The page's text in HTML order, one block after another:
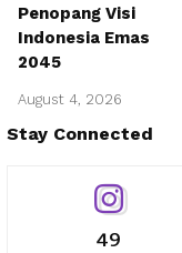
Penopang Visi
Indonesia Emas
2045
August 4, 2026
Stay Connected
49